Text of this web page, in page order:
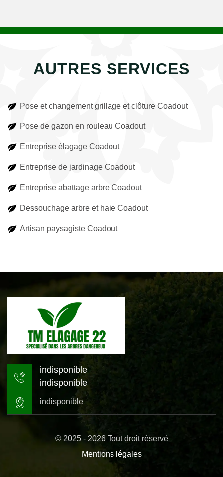
AUTRES SERVICES
Pose et changement grillage et clôture Coadout
Pose de gazon en rouleau Coadout
Entreprise élagage Coadout
Entreprise de jardinage Coadout
Entreprise abattage arbre Coadout
Dessouchage arbre et haie Coadout
Artisan paysagiste Coadout
indisponible
indisponible
indisponible
© 2025 - 2026 Tout droit réservé
Mentions légales